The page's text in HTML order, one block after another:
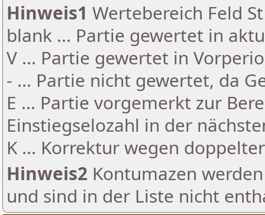
Hinweis1 Wertebereich Feld
blank ... Partie gewertet in
V ... Partie gewertet in
- ... Partie nicht gewertet, da
E ... Partie vorgemerkt zur
Einstiegselozahl in der
K ... Korrektur wegen
Hinweis2 Kontumazen
und sind in der Liste nicht